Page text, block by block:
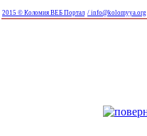
2015 © Коломия ВЕБ Портал / info@kolomyya.org